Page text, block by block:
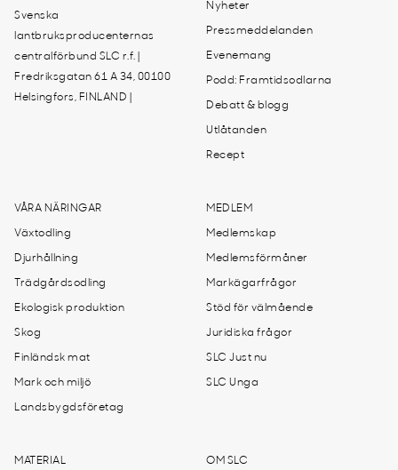
Svenska
lantbruksproducenternas
centralförbund SLC r.f. |
Fredriksgatan 61 A 34, 00100
Helsingfors, FINLAND |
Nyheter
Pressmeddelanden
Evenemang
Podd: Framtidsodlarna
Debatt & blogg
Utlåtanden
Recept
VÅRA NÄRINGAR
Växtodling
Djurhållning
Trädgårdsodling
Ekologisk produktion
Skog
Finländsk mat
Mark och miljö
Landsbygdsföretag
MEDLEM
Medlemskap
Medlemsförmåner
Markägarfrågor
Stöd för välmående
Juridiska frågor
SLC Just nu
SLC Unga
MATERIAL OM SLC